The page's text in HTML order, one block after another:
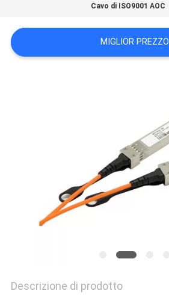
DEL
SITO
Cavo di ISO9001 AOC
MIGLIOR PREZZO
Descrizione di prodotto